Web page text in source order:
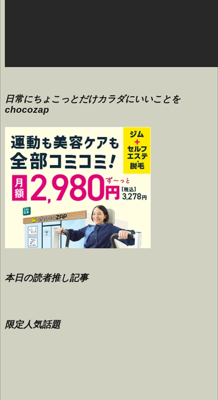
日常にちょこっとだけカラダにいいことを
chocozap
本日の読者推し記事
限定人気話題